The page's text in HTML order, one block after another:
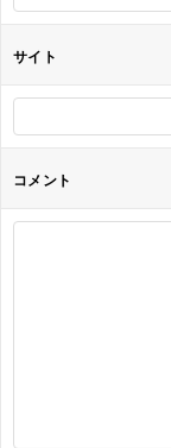
サイト
コメント